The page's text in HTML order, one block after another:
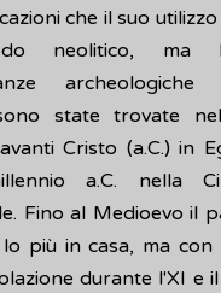
che il suo
neolitico, ma
state trovate
Cristo (a.C.) in
a.C. nella
Fino al Medioevo il
più in casa, ma con
durante l'XI e